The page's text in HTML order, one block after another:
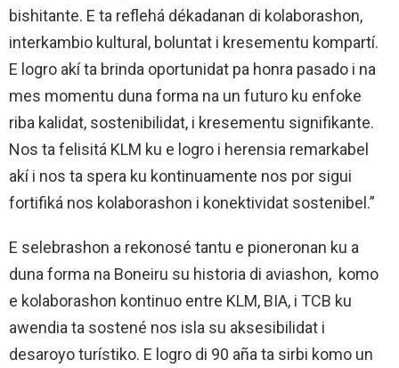
bishitante. E ta reflehá dékadanan di kolaborashon,
interkambio kultural, boluntat i kresementu kompartí.
E logro akí ta brinda oportunidat pa honra pasado i na
mes momentu duna forma na un futuro ku enfoke
riba kalidat, sostenibilidat, i kresementu signifikante.
Nos ta felisitá KLM ku e logro i herensia remarkabel
akí i nos ta spera ku kontinuamente nos por sigui
fortifiká nos kolaborashon i konektividat sostenibel.”
E selebrashon a rekonosé tantu e pioneronan ku a
duna forma na Boneiru su historia di aviashon, komo
e kolaborashon kontinuo entre KLM, BIA, i TCB ku
awendia ta sostené nos isla su aksesibilidat i
desaroyo turístiko. E logro di 90 aña ta sirbi komo un